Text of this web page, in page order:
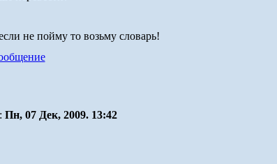
не пойму то возьму словарь!
Пн, 07 Дек, 2009. 13:42